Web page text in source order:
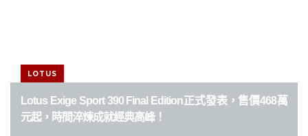
LOTUS
Lotus Exige Sport 390 Final Edition正式發表，售價468萬
元起，時間淬煉成就經典高峰！